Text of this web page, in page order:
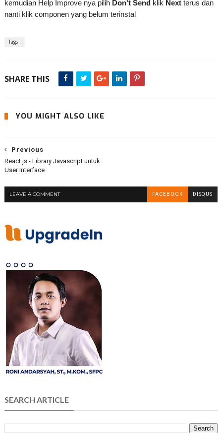
kemudian Help Improve nya pilih Don't Send klik Next terus dan
nanti klik componen yang belum terinstal
Tags :
SHARE THIS
YOU MIGHT ALSO LIKE
Previous
React.js - Library Javascript untuk
User Interface
LEAVE A COMMENT FACEBOOK DISQUS
SEARCH ARTICLE